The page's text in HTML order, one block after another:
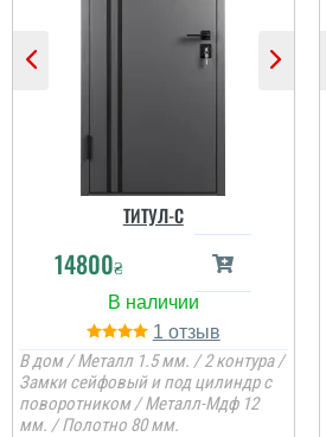
ТИТУЛ-C
14800₴
1
В дом / Металл 1.5 мм. / 2 контура /
Замки сейфовый и под цилиндр с
поворотником / Металл-Мдф 12
мм. / Полотно 80 мм.